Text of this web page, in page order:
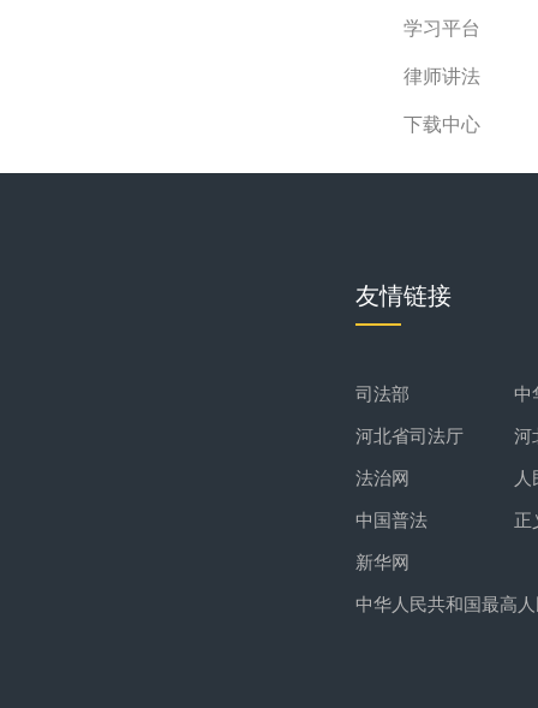
学习平台
律师讲法
下载中心
友情链接
司法部 中
河北省司法厅 河
法治网 人
中国普法 正
新华网
中华人民共和国最高